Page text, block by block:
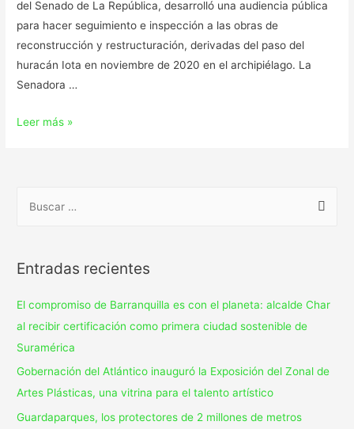
del Senado de La República, desarrolló una audiencia pública
para hacer seguimiento e inspección a las obras de
reconstrucción y restructuración, derivadas del paso del
huracán Iota en noviembre de 2020 en el archipiélago. La
Senadora …
Leer más »
Entradas recientes
El compromiso de Barranquilla es con el planeta: alcalde Char
al recibir certificación como primera ciudad sostenible de
Suramérica
Gobernación del Atlántico inauguró la Exposición del Zonal de
Artes Plásticas, una vitrina para el talento artístico
Guardaparques, los protectores de 2 millones de metros